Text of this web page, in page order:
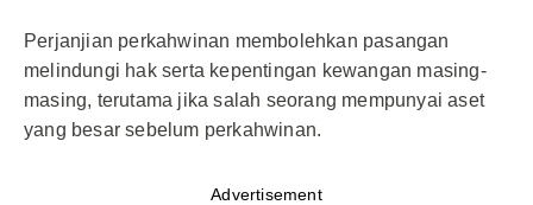
Perjanjian perkahwinan membolehkan pasangan
melindungi hak serta kepentingan kewangan masing-
masing, terutama jika salah seorang mempunyai aset
yang besar sebelum perkahwinan.
Advertisement